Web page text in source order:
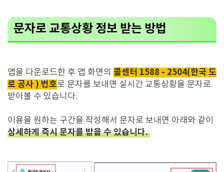
문자로 교통상황 정보 받는 방법
앱을 다운로드한 후 앱 화면의 콜센터 1588 - 2504(한국 도
로 공사 ) 번호로 문자를 보내면 실시간 교통상황을 문자로
받아볼 수 있습니다.
이용을 원하는 구간을 작성해서 문자로 보내면 아래와 같이
상세하게 즉시 문자를 받을 수 있습니다.